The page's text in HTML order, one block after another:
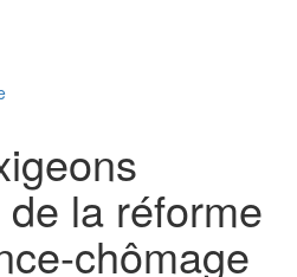
de la réforme
chômage